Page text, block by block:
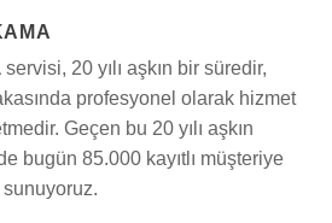
servisi, 20 yılı aşkın bir süredir,
profesyonel olarak hizmet
Geçen bu 20 yılı aşkın
bugün 85.000 kayıtlı müşteriye